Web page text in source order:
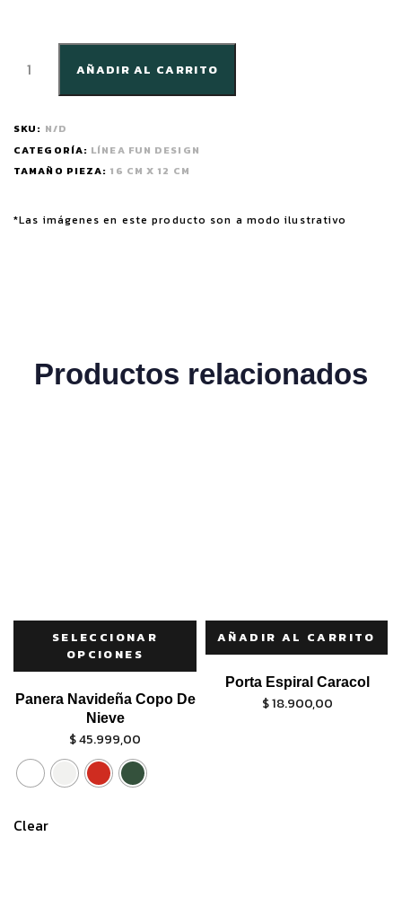
AÑADIR AL CARRITO
SKU: N/D
CATEGORÍA: LÍNEA FUN DESIGN
TAMAÑO PIEZA: 16 CM X 12 CM
*Las imágenes en este producto son a modo ilustrativo
Productos relacionados
SELECCIONAR
OPCIONES
Panera Navideña Copo De
Nieve
$45.999,00
Clear
AÑADIR AL CARRITO
Porta Espiral Caracol
$18.900,00